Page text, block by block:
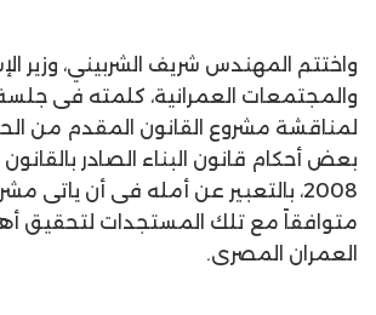
واختتم المهندس شريف الشربيني، وزير
والمجتمعات العمرانية، كلمته فى
لمناقشة مشروع القانون المقدم من
2008، بالتعبير عن أمله فى أن ياتى
متوافقاً مع تلك المستجدات لتحقيق
العمران المصرى.